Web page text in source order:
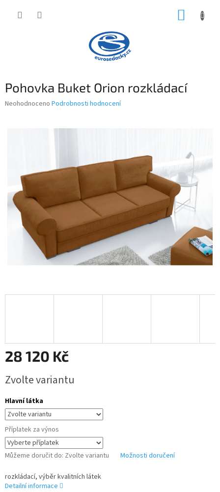
Pohovka Buket Orion rozkládací
Průměrné
Neohodnoceno Podrobnosti hodnocení
28 120 Kč
cena:
Zvolte variantu
Hlavní látka
Příplatek za výnos
Můžeme doručit do: Zvolte variantu Možnosti doručení
rozkládací, výběr kvalitních látek
Detailní informace